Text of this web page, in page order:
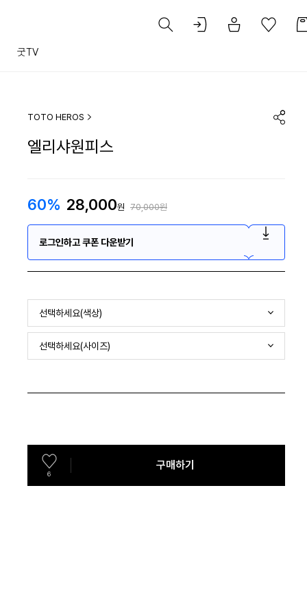
굿TV
TOTO HEROS
엘리샤원피스
60% 28,000원 70,000원
로그인하고 쿠폰 다운받기
선택하세요(색상)
선택하세요(사이즈)
6
구매하기